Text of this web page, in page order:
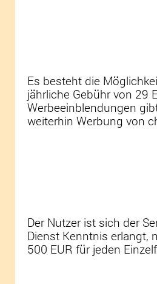
Es besteht die
jährliche Gebühr von 29
Werbeeinblendungen
weiterhin Werbung von
Der Nutzer ist sich der
Dienst Kenntnis erlangt,
500 EUR für jeden